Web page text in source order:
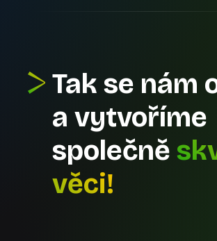
Tak se nám
a vytvoříme
společně
věci!